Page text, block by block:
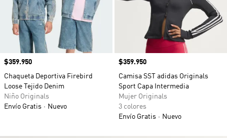
Precio
$359.950
Chaqueta Deportiva Firebird
Loose Tejido Denim
Niño Originals
Envío Gratis
Nuevo
Precio
$359.950
Camisa SST adidas Originals
Sport Capa Intermedia
Mujer Originals
3 colores
Envío Gratis
Nuevo